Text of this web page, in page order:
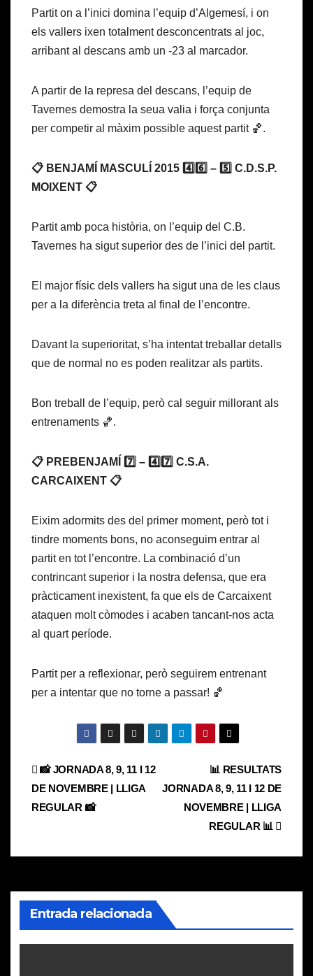
Partit on a l’inici domina l’equip d’Algemesí, i on
els vallers ixen totalment desconcentrats al joc,
arribant al descans amb un -23 al marcador.
A partir de la represa del descans, l’equip de
Tavernes demostra la seua valia i força conjunta
per competir al màxim possible aquest partit 🏀.
📋 BENJAMÍ MASCULÍ 2015 4️⃣6️⃣ – 5️⃣ C.D.S.P.
MOIXENT 📋
Partit amb poca història, on l’equip del C.B.
Tavernes ha sigut superior des de l’inici del partit.
El major físic dels vallers ha sigut una de les claus
per a la diferència treta al final de l’encontre.
Davant la superioritat, s’ha intentat treballar detalls
que de normal no es poden realitzar als partits.
Bon treball de l’equip, però cal seguir millorant als
entrenaments 🏀.
📋 PREBENJAMÍ 7️⃣ – 4️⃣7️⃣ C.S.A.
CARCAIXENT 📋
Eixim adormits des del primer moment, però tot i
tindre moments bons, no aconseguim entrar al
partit en tot l’encontre. La combinació d’un
contrincant superior i la nostra defensa, que era
pràcticament inexistent, fa que els de Carcaixent
ataquen molt còmodes i acaben tancant-nos acta
al quart període.
Partit per a reflexionar, però seguirem entrenant
per a intentar que no torne a passar! 🏀
Navegación
de
📊 RESULTATS
JORNADA 8, 9, 11 I 12 DE
NOVEMBRE | LLIGA
REGULAR 📊
📸 JORNADA 8, 9, 11 I 12
DE NOVEMBRE | LLIGA
REGULAR 📸
Entrada relacionada